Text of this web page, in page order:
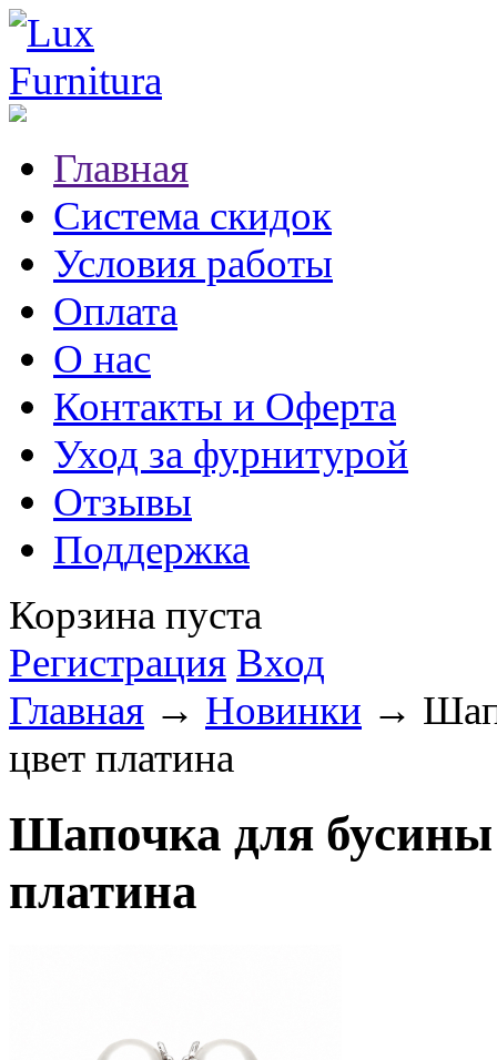
Главная
Система скидок
Условия работы
Оплата
О нас
Контакты и Оферта
Уход за фурнитурой
Отзывы
Поддержка
Корзина пуста
Регистрация Вход
Главная → Новинки →
цвет платина
Шапочка для
платина